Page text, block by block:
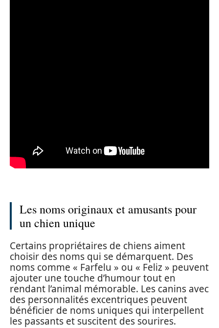
Les noms originaux et amusants pour
un chien unique
Certains propriétaires de chiens aiment
choisir des noms qui se démarquent. Des
noms comme « Farfelu » ou « Feliz » peuvent
ajouter une touche d’humour tout en
rendant l’animal mémorable. Les canins avec
des personnalités excentriques peuvent
bénéficier de noms uniques qui interpellent
les passants et suscitent des sourires.